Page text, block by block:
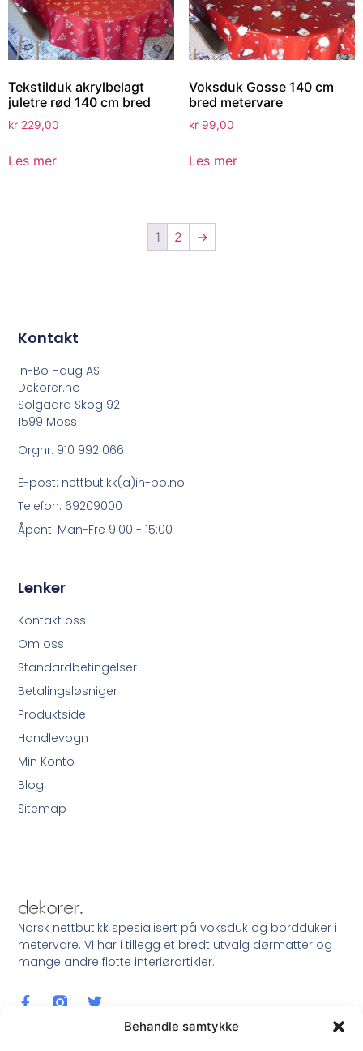
Behandle samtykke
Tekstilduk akrylbelagt
juletre rød 140 cm bred
kr 229,00
Les mer
Voksduk Gosse 140 cm
bred metervare
kr99,00
Les mer
1 2 →
Norsk nettbutikk spesialisert på voksduk og bordduker i
metervare. Vi har i tillegg et bredt utvalg dørmatter og
mange andre flotte interiørartikler.
Lenker
Kontakt oss
Om oss
Standardbetingelser
Betalingsløsniger
Produktside
Handlevogn
Min Konto
Blog
Sitemap
Kontakt
In-Bo Haug AS
Dekorer.no
Solgaard Skog 92
1599 Moss
Orgnr. 910 992 066
E-post: nettbutikk(a)in-bo.no
Telefon: 69209000
Åpent: Man-Fre 9:00 - 15:00